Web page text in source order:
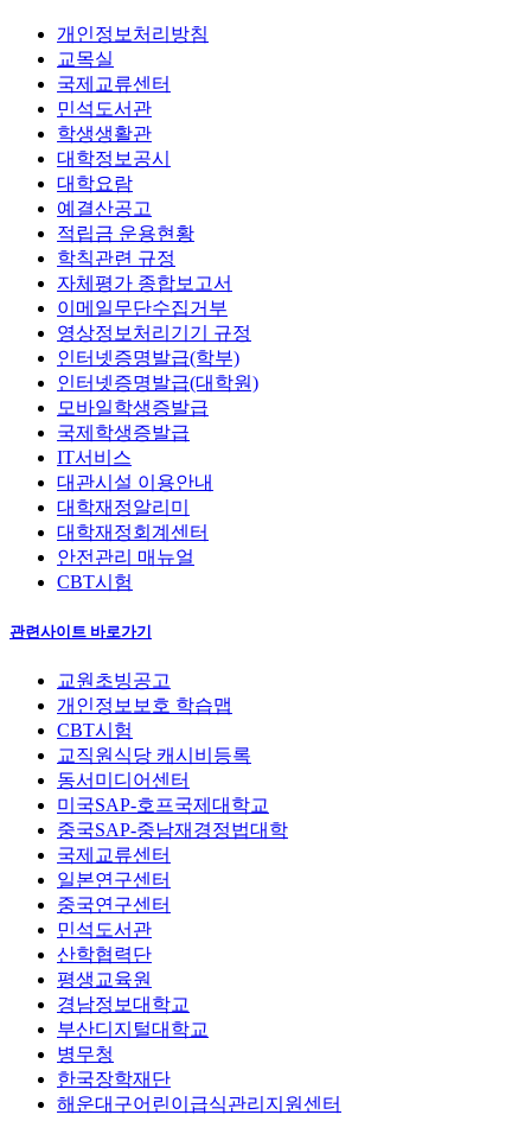
개인정보처리방침
교목실
국제교류센터
민석도서관
학생생활관
대학정보공시
대학요람
예결산공고
적립금 운용현황
학칙관련 규정
자체평가 종합보고서
이메일무단수집거부
영상정보처리기기 규정
인터넷증명발급(학부)
인터넷증명발급(대학원)
모바일학생증발급
국제학생증발급
IT서비스
대관시설 이용안내
대학재정알리미
대학재정회계센터
안전관리 매뉴얼
CBT시험
관련사이트 바로가기
교원초빙공고
개인정보보호 학습맵
CBT시험
교직원식당 캐시비등록
동서미디어센터
미국SAP-호프국제대학교
중국SAP-중남재경정법대학
국제교류센터
일본연구센터
중국연구센터
민석도서관
산학협력단
평생교육원
경남정보대학교
부산디지털대학교
병무청
한국장학재단
해운대구어린이급식관리지원센터